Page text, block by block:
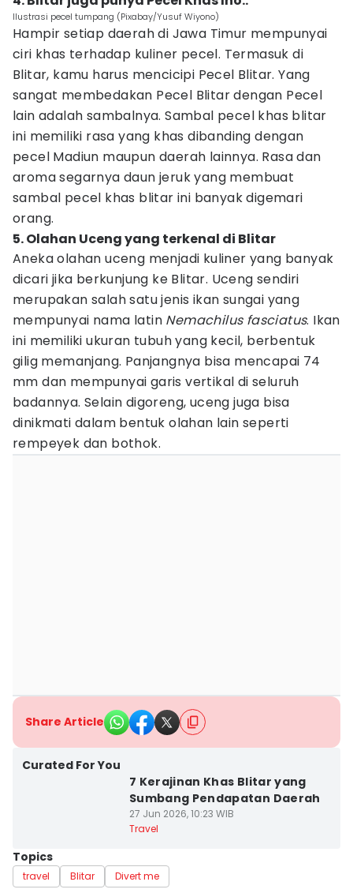
Ilustrasi pecel tumpang (Pixabay/Yusuf Wiyono)
Hampir setiap daerah di Jawa Timur mempunyai
ciri khas terhadap kuliner pecel. Termasuk di
Blitar, kamu harus mencicipi Pecel Blitar. Yang
sangat membedakan Pecel Blitar dengan Pecel
lain adalah sambalnya. Sambal pecel khas blitar
ini memiliki rasa yang khas dibanding dengan
pecel Madiun maupun daerah lainnya. Rasa dan
aroma segarnya daun jeruk yang membuat
sambal pecel khas blitar ini banyak digemari
orang.
5. Olahan Uceng yang terkenal di Blitar
Aneka olahan uceng menjadi kuliner yang banyak
dicari jika berkunjung ke Blitar. Uceng sendiri
merupakan salah satu jenis ikan sungai yang
mempunyai nama latin Nemachilus fasciatus. Ikan
ini memiliki ukuran tubuh yang kecil, berbentuk
gilig memanjang. Panjangnya bisa mencapai 74
mm dan mempunyai garis vertikal di seluruh
badannya. Selain digoreng, uceng juga bisa
dinikmati dalam bentuk olahan lain seperti
rempeyek dan bothok.
Share Article
Curated For You
7 Kerajinan Khas Blitar yang
Sumbang Pendapatan Daerah
27 Jun 2026, 10:23 WIB
Travel
Topics
travel Blitar Divert me